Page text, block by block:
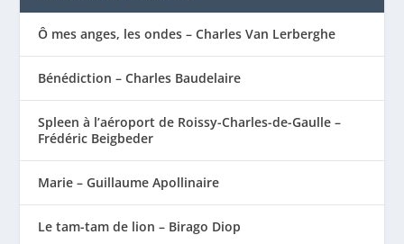
Ô mes anges, les ondes – Charles Van Lerberghe
Bénédiction – Charles Baudelaire
Spleen à l’aéroport de Roissy-Charles-de-Gaulle –
Frédéric Beigbeder
Marie – Guillaume Apollinaire
Le tam-tam de lion – Birago Diop